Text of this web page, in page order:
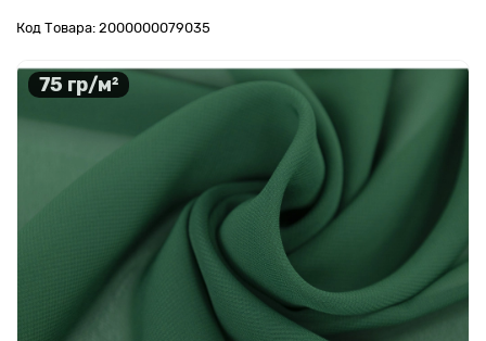
Код Товара: 2000000079035
75 гр/м²